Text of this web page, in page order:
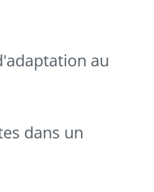
au
dans un